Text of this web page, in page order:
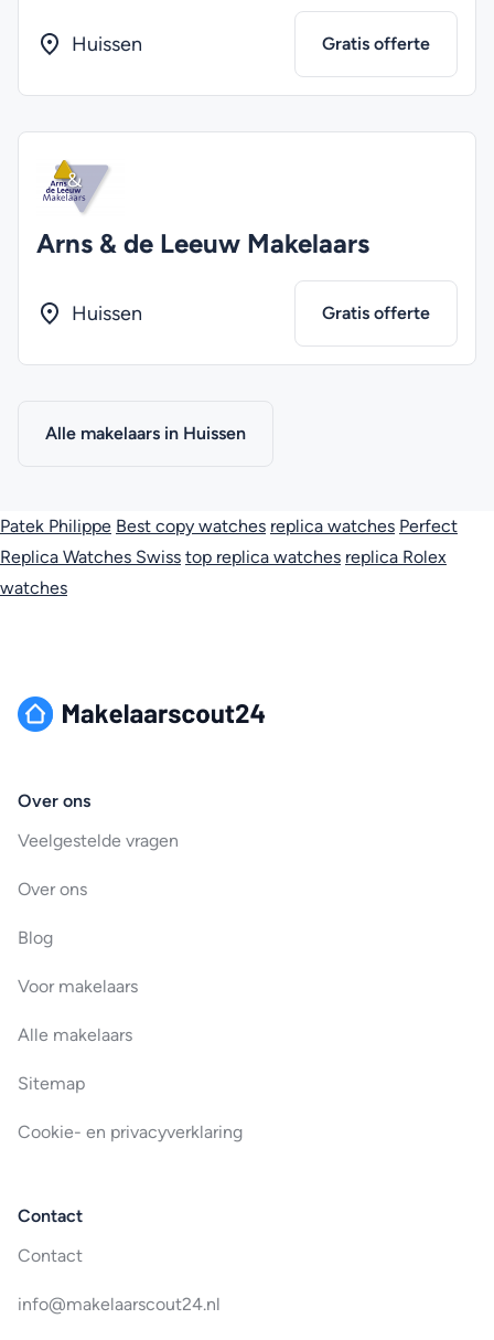
Huissen Gratis offerte
Arns & de Leeuw Makelaars
Huissen Gratis offerte
Alle makelaars in Huissen
Patek Philippe Best copy watches replica watches Perfect
Replica Watches Swiss top replica watches replica Rolex
watches
Over ons
Veelgestelde vragen
Over ons
Blog
Voor makelaars
Alle makelaars
Sitemap
Cookie- en privacyverklaring
Contact
Contact
info@makelaarscout24.nl